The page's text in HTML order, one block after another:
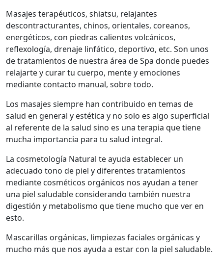
Masajes terapéuticos, shiatsu, relajantes
descontracturantes, chinos, orientales, coreanos,
energéticos, con piedras calientes volcánicos,
reflexología, drenaje linfático, deportivo, etc. Son unos
de tratamientos de nuestra área de Spa donde puedes
relajarte y curar tu cuerpo, mente y emociones
mediante contacto manual, sobre todo.
Los masajes siempre han contribuido en temas de
salud en general y estética y no solo es algo superficial
al referente de la salud sino es una terapia que tiene
mucha importancia para tu salud integral.
La cosmetología Natural te ayuda establecer un
adecuado tono de piel y diferentes tratamientos
mediante cosméticos orgánicos nos ayudan a tener
una piel saludable considerando también nuestra
digestión y metabolismo que tiene mucho que ver en
esto.
Mascarillas orgánicas, limpiezas faciales orgánicas y
mucho más que nos ayuda a estar con la piel saludable.